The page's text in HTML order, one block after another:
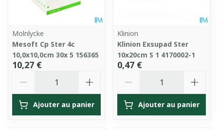
Molnlycke
Mesoft Cp Ster 4c
10,0x10,0cm 30x 5 156365
10,27 €
Ajouter au panier
Klinion
Klinion Exsupad Ster
10x20cm S 1 4170002-1
0,47 €
Ajouter au panier